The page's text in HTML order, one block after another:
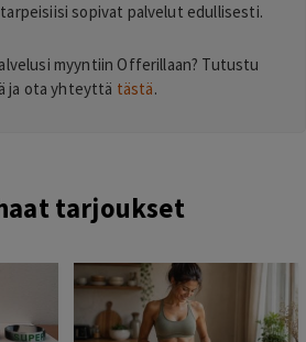
sopivat palvelut edullisesti.
myyntiin Offerillaan? Tutustu
ja ota yhteyttä tästä.
tarjoukset